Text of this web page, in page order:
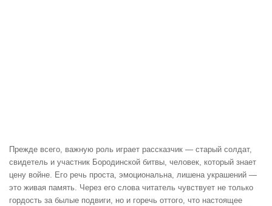
Прежде всего, важную роль играет рассказчик — старый солдат,
свидетель и участник Бородинской битвы, человек, который знает
цену войне. Его речь проста, эмоциональна, лишена украшений —
это живая память. Через его слова читатель чувствует не только
гордость за былые подвиги, но и горечь оттого, что настоящее